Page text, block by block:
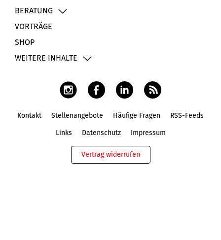
BERATUNG
VORTRÄGE
SHOP
WEITERE INHALTE
Kontakt Stellenangebote Häufige Fragen RSS-Feeds
Links Datenschutz Impressum
Vertrag widerrufen